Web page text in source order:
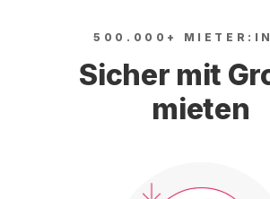
500.000+
Sicher mit
mieten